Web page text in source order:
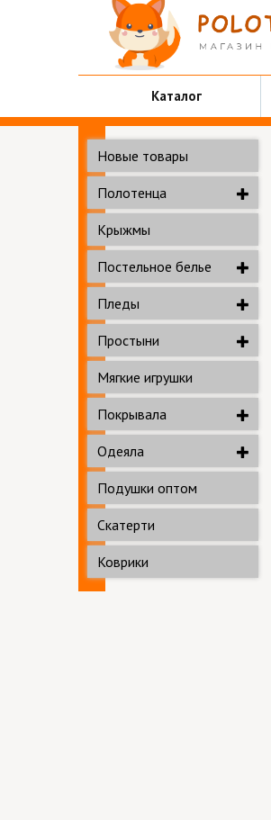
Каталог
Новые товары
Полотенца
Крыжмы
Постельное белье
Пледы
Простыни
Мягкие игрушки
Покрывала
Одеяла
Подушки оптом
Скатерти
Коврики